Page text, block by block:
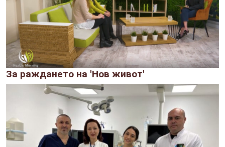
За раждането на 'Нов живот'